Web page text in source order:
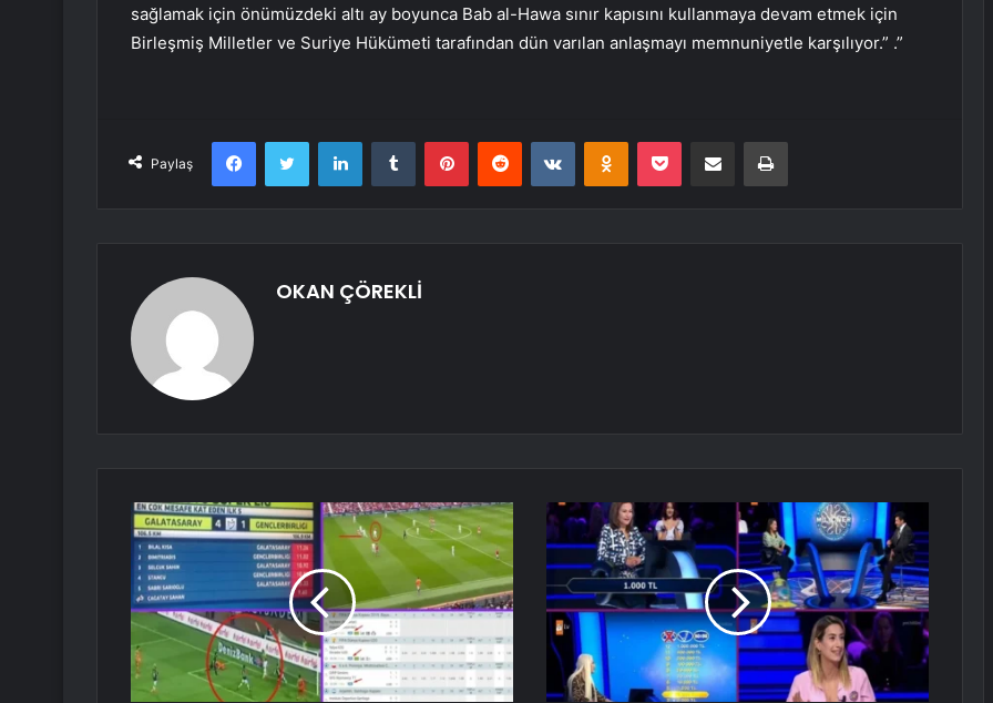
sağlamak için önümüzdeki altı ay boyunca Bab al-Hawa sınır kapısını kullanmaya devam etmek için
Birleşmiş Milletler ve Suriye Hükümeti tarafından dün varılan anlaşmayı memnuniyetle karşılıyor.” .”
Paylaş
FacebookTwitter LinkedInTumblr PinterestReddit VKontakteOdnoklassniki
Pocket E-Posta ile paylaş Yazdır
OKAN ÇÖREKLİ